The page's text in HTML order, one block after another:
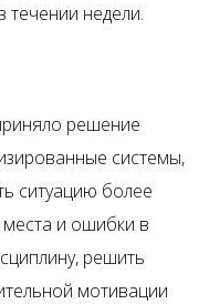
течении недели.
решение
системы,
ситуацию более
и ошибки в
решить
мотивации